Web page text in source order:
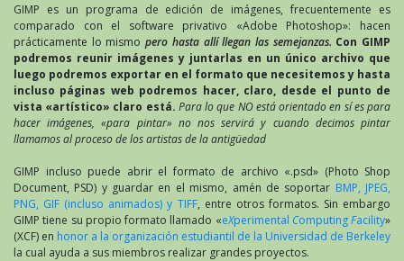
GIMP es un programa de edición de imágenes, frecuentemente es
comparado con el software privativo «Adobe Photoshop»: hacen
prácticamente lo mismopero hasta allí llegan las semejanzas. Con GIMP
podremos reunir imágenes y juntarlas en un único archivo que
luego podremos exportar en el formato que necesitemos y hasta
incluso páginas web podremos hacer, claro, desde el punto de
vista «artístico» claro está. Para lo que NO está orientado en sí es para
hacer imágenes, «para pintar» no nos servirá y cuando decimos pintar
llamamos al proceso de los artistas de la antigüedad
GIMP incluso puede abrir el formato de archivo «.psd» (Photo Shop
Document, PSD) y guardar en el mismo, amén de soportar BMP, JPEG,
PNG, GIF (incluso animados) y TIFF, entre otros formatos. Sin embargo
GIMP tiene su propio formato llamado «eXperimental ComputingFacility»
(XCF) en honor a la organización estudiantil de la Universidad de Berkeley
la cual ayuda a sus miembros realizar grandes proyectos.